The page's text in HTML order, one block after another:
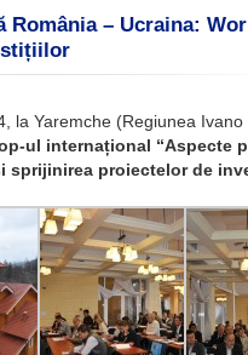
– Ucraina:
la Yaremche (Regiunea
ul internațional “Aspecte
sprijinirea proiectelor de